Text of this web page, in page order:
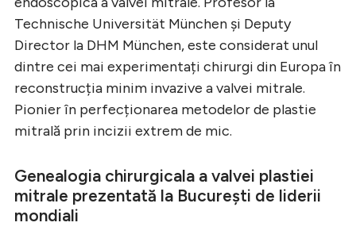
Technische Universität München și Deputy
Director la DHM München, este considerat unul
dintre cei mai experimentați chirurgi din Europa în
reconstrucția minim invazive a valvei mitrale.
Pionier în perfecționarea metodelor de plastie
mitrală prin incizii extrem de mic.
Genealogia chirurgicala a valvei plastiei
mitrale prezentată la București de liderii
mondiali